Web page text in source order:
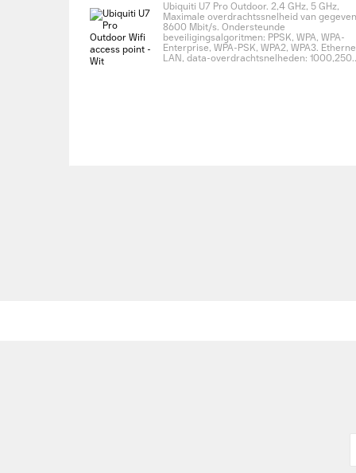
Ubiquiti U7 Pro Outdoor. 2,4 GHz, 5 GHz,
Maximale overdrachtssnelheid van
8600 Mbit/s. Ondersteunde
beveiligingsalgoritmen: PPSK, WPA, WPA-
Enterprise, WPA-PSK, WPA2, WPA3.
LAN, data-overdrachtsnelheden: